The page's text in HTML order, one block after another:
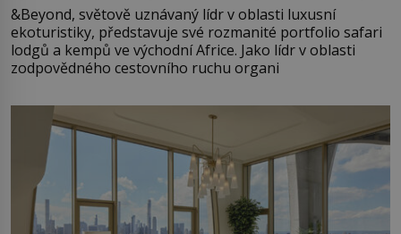
&Beyond, světově uznávaný lídr v oblasti luxusní
ekoturistiky, představuje své rozmanité portfolio safari
lodgů a kempů ve východní Africe. Jako lídr v oblasti
zodpovědného cestovního ruchu organi